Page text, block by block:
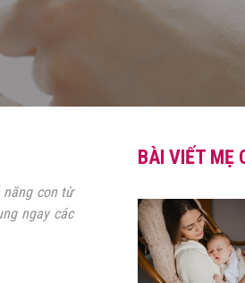
con từ
ngay các
BÀI VIẾT MẸ